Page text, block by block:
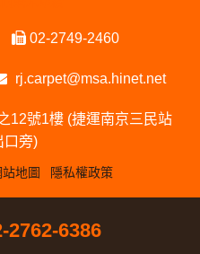
02-2749-2460
rj.carpet@msa.hinet.net
12號1樓 (捷運南京三民站
口旁)
地圖 隱私權政策
2762-6386